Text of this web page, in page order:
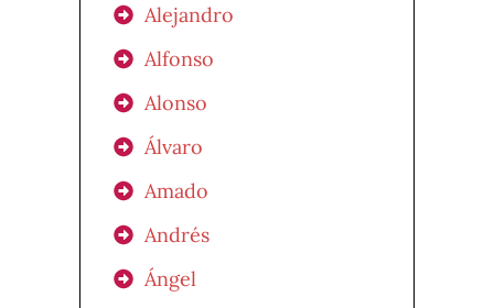
Alejandro
Alfonso
Alonso
Álvaro
Amado
Andrés
Ángel